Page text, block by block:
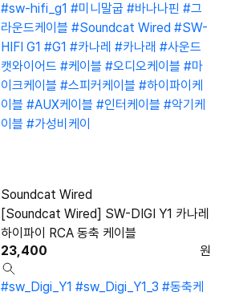
#sw-hifi_g1 #미니말굽 #바나나핀 #그
라운드케이블 #Soundcat Wired #SW-
HIFI G1 #G1 #카나레 #카나래 #사운드
캣와이어드 #케이블 #오디오케이블 #마
이크케이블 #스피커케이블 #하이파이케
이블 #AUX케이블 #인터케이블 #악기케
이블 #가성비케이
Soundcat Wired
[Soundcat Wired] SW-DIGI Y1 카나레
하이파이 RCA 동축 케이블
23,400
원
#sw_Digi_Y1 #sw_Digi_Y1_3 #동축케